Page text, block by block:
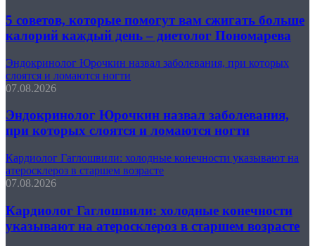
5 советов, которые помогут вам сжигать больше
калорий каждый день – диетолог Пономарева
Эндокринолог Юрочкин назвал заболевания, при которых
слоятся и ломаются ногти
07.08.2026
Эндокринолог Юрочкин назвал заболевания,
при которых слоятся и ломаются ногти
Кардиолог Гаглошвили: холодные конечности указывают на
атеросклероз в старшем возрасте
07.08.2026
Кардиолог Гаглошвили: холодные конечности
указывают на атеросклероз в старшем возрасте